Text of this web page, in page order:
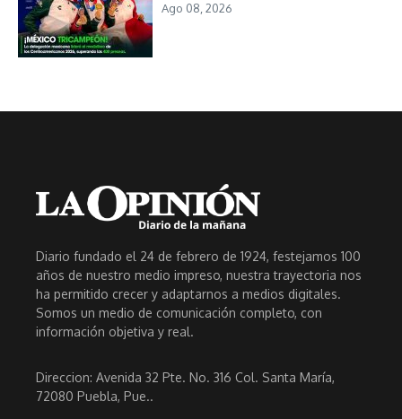
Ago 08, 2026
Diario fundado el 24 de febrero de 1924, festejamos 100
años de nuestro medio impreso, nuestra trayectoria nos
ha permitido crecer y adaptarnos a medios digitales.
Somos un medio de comunicación completo, con
información objetiva y real.
Direccion: Avenida 32 Pte. No. 316 Col. Santa María,
72080 Puebla, Pue..